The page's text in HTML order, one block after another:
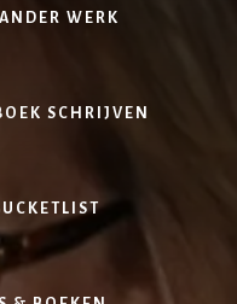
ANDER WERK
SCHRIJVEN